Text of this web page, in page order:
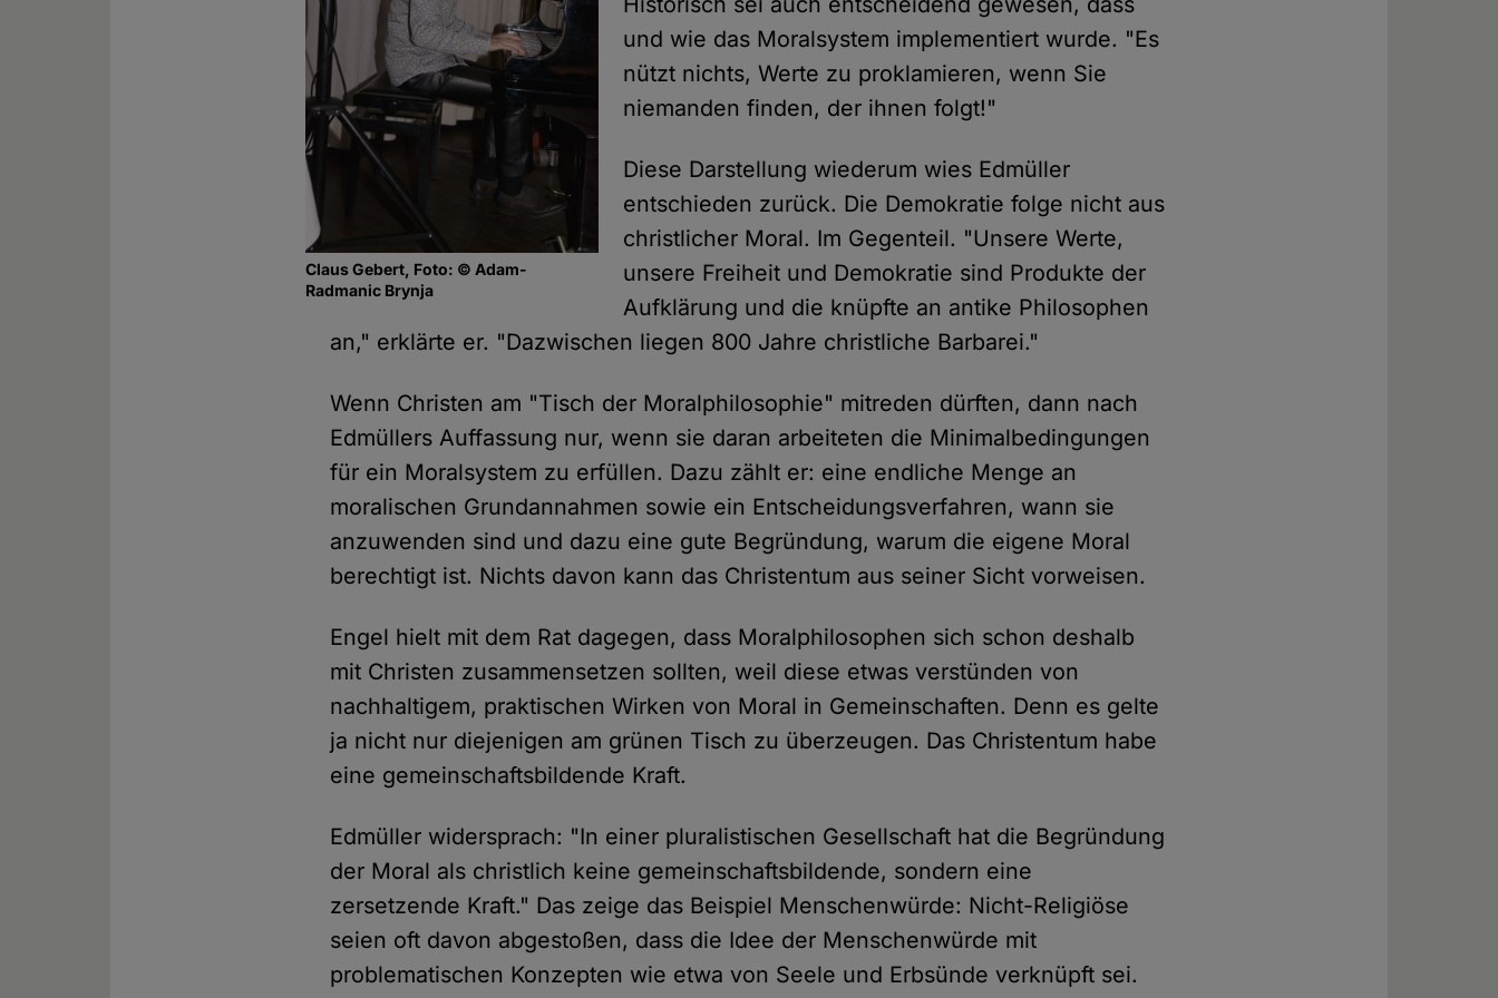
Claus Gebert, Foto: © Adam-
Radmanic Brynja
und wie das Moralsystem implementiert wurde. "Es
nützt nichts, Werte zu proklamieren, wenn Sie
niemanden finden, der ihnen folgt!"
Diese Darstellung wiederum wies Edmüller
entschieden zurück. Die Demokratie folge nicht aus
christlicher Moral. Im Gegenteil. "Unsere Werte,
unsere Freiheit und Demokratie sind Produkte der
Aufklärung und die knüpfte an antike Philosophen
an," erklärte er. "Dazwischen liegen 800 Jahre christliche Barbarei."
Wenn Christen am "Tisch der Moralphilosophie" mitreden dürften, dann nach
Edmüllers Auffassung nur, wenn sie daran arbeiteten die Minimalbedingungen
für ein Moralsystem zu erfüllen. Dazu zählt er: eine endliche Menge an
moralischen Grundannahmen sowie ein Entscheidungsverfahren, wann sie
anzuwenden sind und dazu eine gute Begründung, warum die eigene Moral
berechtigt ist. Nichts davon kann das Christentum aus seiner Sicht vorweisen.
Engel hielt mit dem Rat dagegen, dass Moralphilosophen sich schon deshalb
mit Christen zusammensetzen sollten, weil diese etwas verstünden von
nachhaltigem, praktischen Wirken von Moral in Gemeinschaften. Denn es gelte
ja nicht nur diejenigen am grünen Tisch zu überzeugen. Das Christentum habe
eine gemeinschaftsbildende Kraft.
Edmüller widersprach: "In einer pluralistischen Gesellschaft hat die Begründung
der Moral als christlich keine gemeinschaftsbildende, sondern eine
zersetzende Kraft." Das zeige das Beispiel Menschenwürde: Nicht-Religiöse
seien oft davon abgestoßen, dass die Idee der Menschenwürde mit
problematischen Konzepten wie etwa von Seele und Erbsünde verknüpft sei.